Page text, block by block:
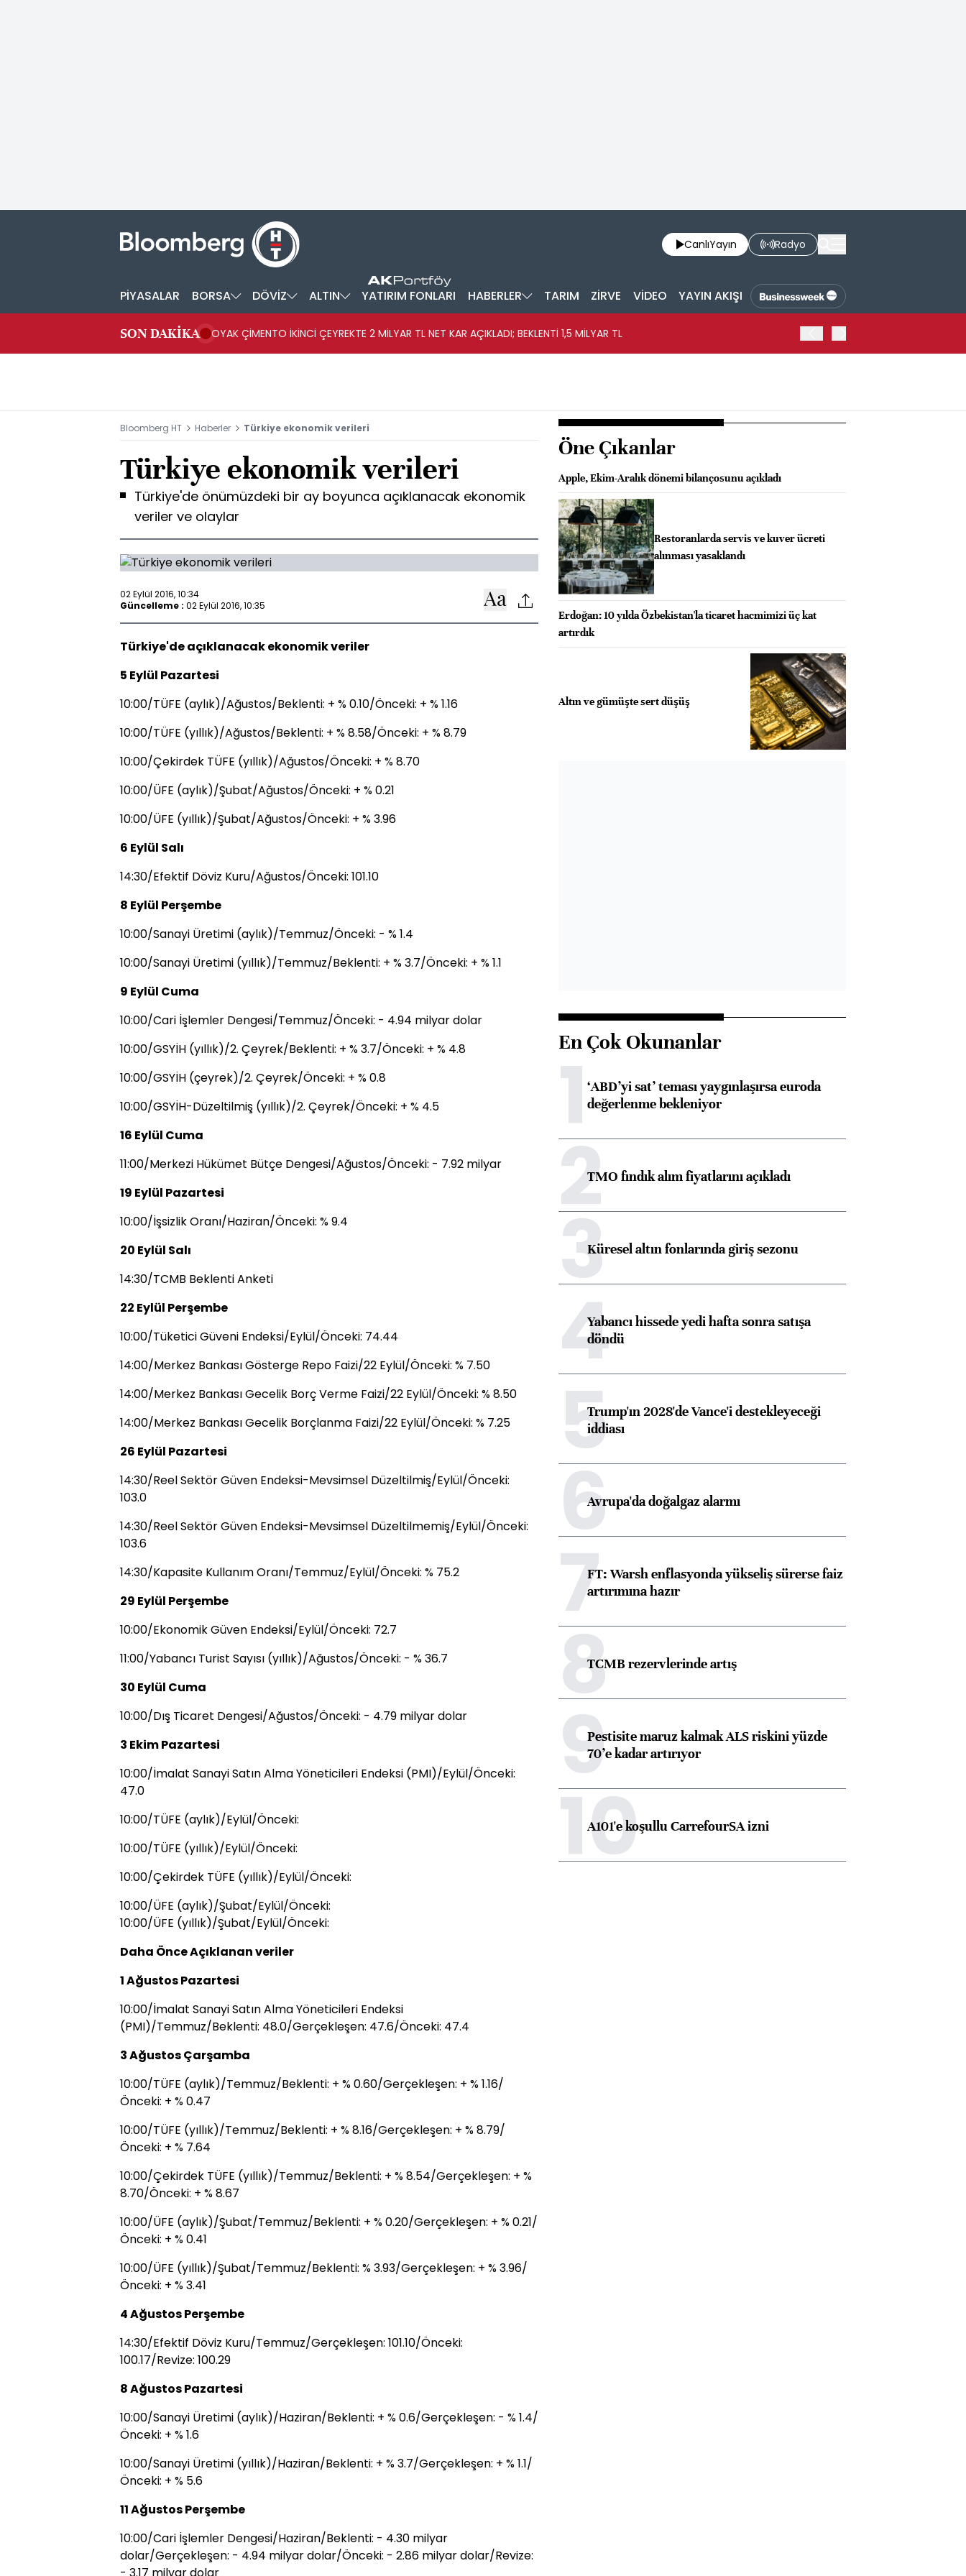
CanlıYayın Radyo
PİYASALAR BORSA DÖVİZ ALTIN YATIRIM FONLARI HABERLER TARIM ZİRVE VİDEO YAYIN AKIŞI
SON DAKİKA OYAK ÇİMENTO İKİNCİ ÇEYREKTE 2 MİLYAR TL NET KAR AÇIKLADI; BEKLENTİ 1,5 MİLYAR TL
Bloomberg HT Haberler Türkiye ekonomik verileri
Türkiye ekonomik verileri
Türkiye'de önümüzdeki bir ay boyunca açıklanacak ekonomik
veriler ve olaylar
02 Eylül 2016, 10:34
Güncelleme : 02 Eylül 2016, 10:35
Türkiye'de açıklanacak ekonomik veriler
5 Eylül Pazartesi
10:00/TÜFE (aylık)/Ağustos/Beklenti: + % 0.10/Önceki: + % 1.16
10:00/TÜFE (yıllık)/Ağustos/Beklenti: + % 8.58/Önceki: + % 8.79
10:00/Çekirdek TÜFE (yıllık)/Ağustos/Önceki: + % 8.70
10:00/ÜFE (aylık)/Şubat/Ağustos/Önceki: + % 0.21
10:00/ÜFE (yıllık)/Şubat/Ağustos/Önceki: + % 3.96
6 Eylül Salı
14:30/Efektif Döviz Kuru/Ağustos/Önceki: 101.10
8 Eylül Perşembe
10:00/Sanayi Üretimi (aylık)/Temmuz/Önceki: - % 1.4
10:00/Sanayi Üretimi (yıllık)/Temmuz/Beklenti: + % 3.7/Önceki: + % 1.1
9 Eylül Cuma
10:00/Cari İşlemler Dengesi/Temmuz/Önceki: - 4.94 milyar dolar
10:00/GSYİH (yıllık)/2. Çeyrek/Beklenti: + % 3.7/Önceki: + % 4.8
10:00/GSYİH (çeyrek)/2. Çeyrek/Önceki: + % 0.8
10:00/GSYİH-Düzeltilmiş (yıllık)/2. Çeyrek/Önceki: + % 4.5
16 Eylül Cuma
11:00/Merkezi Hükümet Bütçe Dengesi/Ağustos/Önceki: - 7.92 milyar
19 Eylül Pazartesi
10:00/İşsizlik Oranı/Haziran/Önceki: % 9.4
20 Eylül Salı
14:30/TCMB Beklenti Anketi
22 Eylül Perşembe
10:00/Tüketici Güveni Endeksi/Eylül/Önceki: 74.44
14:00/Merkez Bankası Gösterge Repo Faizi/22 Eylül/Önceki: % 7.50
14:00/Merkez Bankası Gecelik Borç Verme Faizi/22 Eylül/Önceki: % 8.50
14:00/Merkez Bankası Gecelik Borçlanma Faizi/22 Eylül/Önceki: % 7.25
26 Eylül Pazartesi
14:30/Reel Sektör Güven Endeksi-Mevsimsel Düzeltilmiş/Eylül/Önceki:
103.0
14:30/Reel Sektör Güven Endeksi-Mevsimsel Düzeltilmemiş/Eylül/Önceki:
103.6
14:30/Kapasite Kullanım Oranı/Temmuz/Eylül/Önceki: % 75.2
29 Eylül Perşembe
10:00/Ekonomik Güven Endeksi/Eylül/Önceki: 72.7
11:00/Yabancı Turist Sayısı (yıllık)/Ağustos/Önceki: - % 36.7
30 Eylül Cuma
10:00/Dış Ticaret Dengesi/Ağustos/Önceki: - 4.79 milyar dolar
3 Ekim Pazartesi
10:00/İmalat Sanayi Satın Alma Yöneticileri Endeksi (PMI)/Eylül/Önceki:
47.0
10:00/TÜFE (aylık)/Eylül/Önceki:
10:00/TÜFE (yıllık)/Eylül/Önceki:
10:00/Çekirdek TÜFE (yıllık)/Eylül/Önceki:
10:00/ÜFE (aylık)/Şubat/Eylül/Önceki:
10:00/ÜFE (yıllık)/Şubat/Eylül/Önceki:
Daha Önce Açıklanan veriler
1 Ağustos Pazartesi
10:00/İmalat Sanayi Satın Alma Yöneticileri Endeksi
(PMI)/Temmuz/Beklenti: 48.0/Gerçekleşen: 47.6/Önceki: 47.4
3 Ağustos Çarşamba
10:00/TÜFE (aylık)/Temmuz/Beklenti: + % 0.60/Gerçekleşen: + % 1.16/
Önceki: + % 0.47
10:00/TÜFE (yıllık)/Temmuz/Beklenti: + % 8.16/Gerçekleşen: + % 8.79/
Önceki: + % 7.64
10:00/Çekirdek TÜFE (yıllık)/Temmuz/Beklenti: + % 8.54/Gerçekleşen: + %
8.70/Önceki: + % 8.67
10:00/ÜFE (aylık)/Şubat/Temmuz/Beklenti: + % 0.20/Gerçekleşen: + % 0.21/
Önceki: + % 0.41
10:00/ÜFE (yıllık)/Şubat/Temmuz/Beklenti: % 3.93/Gerçekleşen: + % 3.96/
Önceki: + % 3.41
4 Ağustos Perşembe
14:30/Efektif Döviz Kuru/Temmuz/Gerçekleşen: 101.10/Önceki:
100.17/Revize: 100.29
8 Ağustos Pazartesi
10:00/Sanayi Üretimi (aylık)/Haziran/Beklenti: + % 0.6/Gerçekleşen: - % 1.4/
Önceki: + % 1.6
10:00/Sanayi Üretimi (yıllık)/Haziran/Beklenti: + % 3.7/Gerçekleşen: + % 1.1/
Önceki: + % 5.6
11 Ağustos Perşembe
10:00/Cari İşlemler Dengesi/Haziran/Beklenti: - 4.30 milyar
dolar/Gerçekleşen: - 4.94 milyar dolar/Önceki: - 2.86 milyar dolar/Revize:
Öne Çıkanlar
Apple, Ekim-Aralık dönemi bilançosunu açıkladı
Restoranlarda servis ve kuver ücreti
alınması yasaklandı
Erdoğan: 10 yılda Özbekistan'la ticaret hacmimizi üç kat
artırdık
Altın ve gümüşte sert düşüş
En Çok Okunanlar
1‘ABD’yi sat’ teması yaygınlaşırsa euroda
değerlenme bekleniyor
2TMO fındık alım fiyatlarını açıkladı
3Küresel altın fonlarında giriş sezonu
4Yabancı hissede yedi hafta sonra satışa
döndü
5Trump'ın 2028'de Vance'i destekleyeceği
iddiası
6Avrupa'da doğalgaz alarmı
7FT: Warsh enflasyonda yükseliş sürerse faiz
artırımına hazır
8TCMB rezervlerinde artış
9Pestisite maruz kalmak ALS riskini yüzde
70’e kadar artırıyor
10
A101'e koşullu CarrefourSA izni